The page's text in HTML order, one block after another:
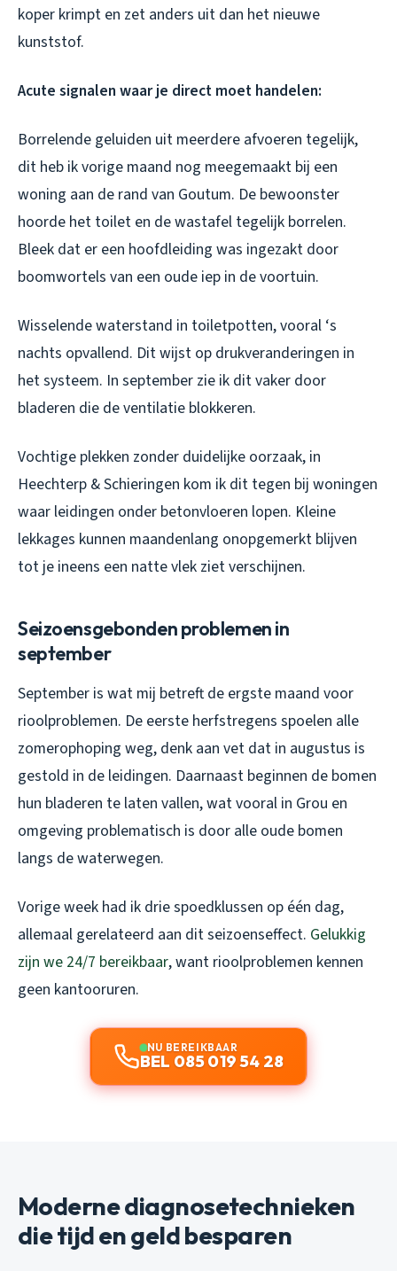
koper krimpt en zet anders uit dan het nieuwe
kunststof.
Acute signalen waar je direct moet handelen:
Borrelende geluiden uit meerdere afvoeren tegelijk,
dit heb ik vorige maand nog meegemaakt bij een
woning aan de rand van Goutum. De bewoonster
hoorde het toilet en de wastafel tegelijk borrelen.
Bleek dat er een hoofdleiding was ingezakt door
boomwortels van een oude iep in de voortuin.
Wisselende waterstand in toiletpotten, vooral ‘s
nachts opvallend. Dit wijst op drukveranderingen in
het systeem. In september zie ik dit vaker door
bladeren die de ventilatie blokkeren.
Vochtige plekken zonder duidelijke oorzaak, in
Heechterp & Schieringen kom ik dit tegen bij woningen
waar leidingen onder betonvloeren lopen. Kleine
lekkages kunnen maandenlang onopgemerkt blijven
tot je ineens een natte vlek ziet verschijnen.
Seizoensgebonden problemen in
september
September is wat mij betreft de ergste maand voor
rioolproblemen. De eerste herfstregens spoelen alle
zomerophoping weg, denk aan vet dat in augustus is
gestold in de leidingen. Daarnaast beginnen de bomen
hun bladeren te laten vallen, wat vooral in Grou en
omgeving problematisch is door alle oude bomen
langs de waterwegen.
Vorige week had ik drie spoedklussen op één dag,
allemaal gerelateerd aan dit seizoenseffect. Gelukkig
zijn we 24/7 bereikbaar, want rioolproblemen kennen
geen kantooruren.
NU BEREIKBAAR
BEL 085 019 54 28
Moderne diagnosetechnieken
die tijd en geld besparen